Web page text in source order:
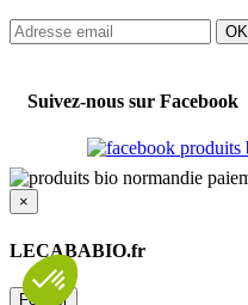
OK
Suivez-nous sur Facebook
×
LECABABIO.fr
Fermer